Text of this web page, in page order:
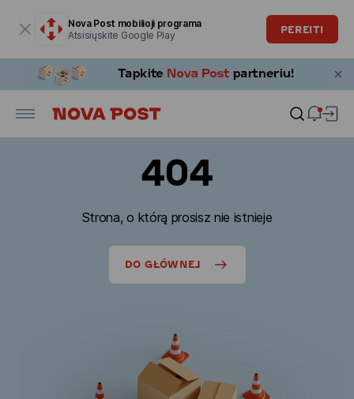
Nova Post mobilioji programa
Atsisiųskite Google Play
PEREITI
404
Strona, o którą prosisz nie istnieje
DO GŁÓWNEJ